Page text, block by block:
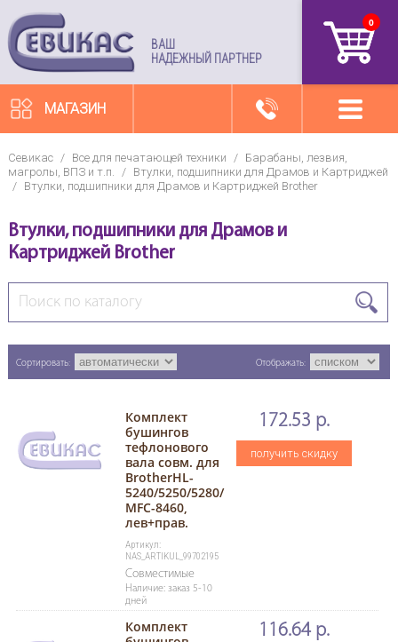
ВАШ
НАДЕЖНЫЙ ПАРТНЕР
0
МАГАЗИН
Севикас / Все для печатающей техники /
Барабаны, лезвия,
магролы, ВПЗ и т.п. /
Втулки, подшипники для Драмов и Картриджей
/
Втулки, подшипники для Драмов и Картриджей Brother
Втулки, подшипники для Драмов и
Картриджей Brother
Сортировать: Отображать:
Комплект
бушингов
тефлонового
вала совм. для
BrotherHL-
5240/5250/5280/
MFC-8460,
лев+прав.
Артикул:
NAS_ARTIKUL_99702195
Совместимые
Наличие: заказ 5-10
дней
172.53 р.
получить скидку
Комплект
116.64 р.